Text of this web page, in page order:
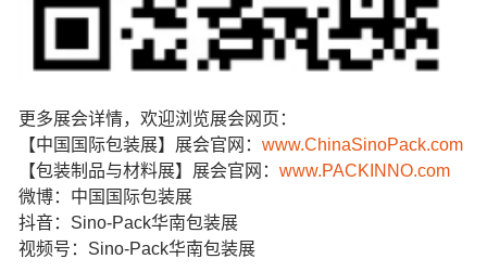
更多展会详情，欢迎浏览展会网页：
【中国国际包装展】展会官网： www.ChinaSinoPack.com
【包装制品与材料展】展会官网： www.PACKINNO.com
微博：中国国际包装展
抖音：Sino-Pack华南包装展
视频号：Sino-Pack华南包装展